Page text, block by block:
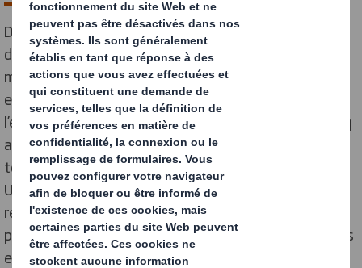
DS Smith, l'un des leaders dans la fabrication
d'emballages en carton ondulé, investit plus de 115
millions d’euros dans son nouveau programme de R&D
et d'innovation pour accélérer ses efforts en faveur de
l’économie circulaire. Ce nouvel investissement sur cinq
ans comprend la création d'un nouveau centre
technologique à la pointe de l’innovation au Royaume-
Uni, le développement de nouveaux matériaux pour
remplacer les plastiques à usage unique et un projet
pilote pour mesurer le nombre de G d’un impact dans les
emballages e-commerce.